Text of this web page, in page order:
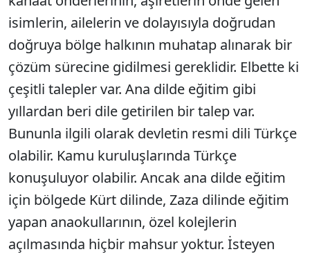
isimlerin, ailelerin ve dolayısıyla doğrudan
doğruya bölge halkının muhatap alınarak bir
çözüm sürecine gidilmesi gereklidir. Elbette ki
çeşitli talepler var. Ana dilde eğitim gibi
yıllardan beri dile getirilen bir talep var.
Bununla ilgili olarak devletin resmi dili Türkçe
olabilir. Kamu kuruluşlarında Türkçe
konuşuluyor olabilir. Ancak ana dilde eğitim
için bölgede Kürt dilinde, Zaza dilinde eğitim
yapan anaokullarının, özel kolejlerin
açılmasında hiçbir mahsur yoktur. İsteyen